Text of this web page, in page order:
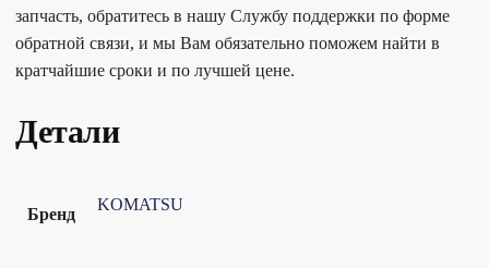
запчасть, обратитесь в нашу Службу поддержки по форме
обратной связи, и мы Вам обязательно поможем найти в
кратчайшие сроки и по лучшей цене.
Детали
Бренд
KOMATSU